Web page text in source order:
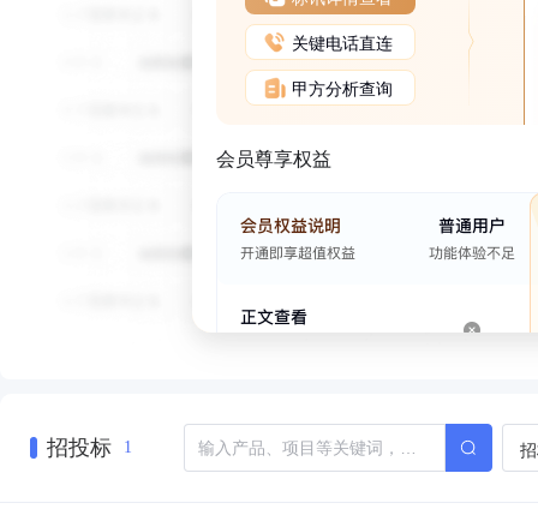
关键电话直连
甲方分析查询
会员尊享权益
招投标 1